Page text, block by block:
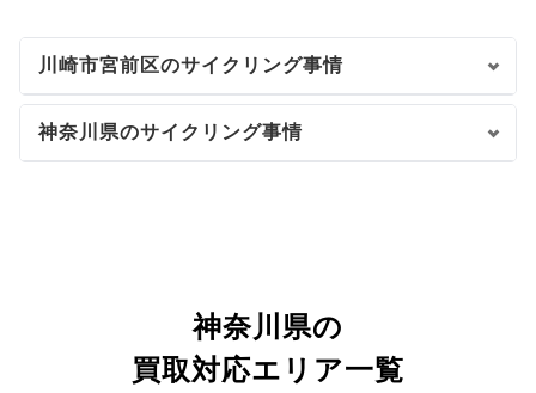
川崎市宮前区のサイクリング事情
神奈川県のサイクリング事情
神奈川県の
買取対応エリア一覧